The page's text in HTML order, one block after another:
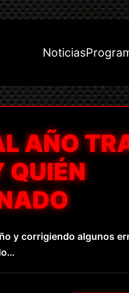
Noticias
AÑO
QUIÉN
y corrigiendo algunos